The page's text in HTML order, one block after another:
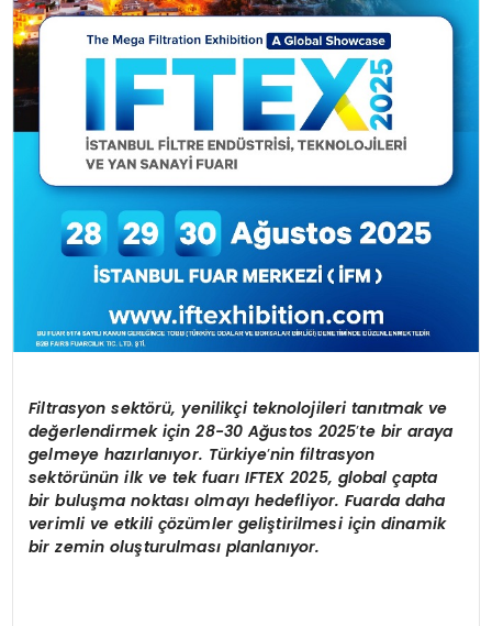
Filtrasyon sektörü, yenilikçi teknolojileri tanıtmak ve
değerlendirmek için 28-30 Ağustos 2025’te bir araya
gelmeye hazırlanıyor. Türkiye’nin filtrasyon
sektörünün ilk ve tek fuarı IFTEX 2025, global çapta
bir buluşma noktası olmayı hedefliyor. Fuarda daha
verimli ve etkili çözümler geliştirilmesi için dinamik
bir zemin oluşturulması planlanıyor.